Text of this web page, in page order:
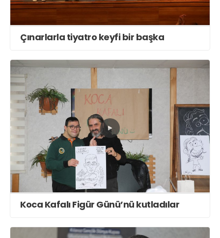
Çınarlarla tiyatro keyfi bir başka
Koca Kafalı Figür Günü’nü kutladılar